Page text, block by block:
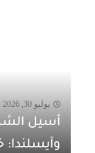
يوليو 30, 2026
أسيل